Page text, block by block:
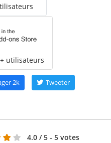
utilisateurs
2k Tweeter
4.0 / 5 - 5 votes